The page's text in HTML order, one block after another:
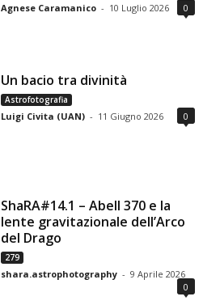
Agnese Caramanico - 10 Luglio 2026 0
Un bacio tra divinità
Astrofotografia
Luigi Civita (UAN) - 11 Giugno 2026 0
ShaRA#14.1 – Abell 370 e la
lente gravitazionale dell’Arco
del Drago
279
shara.astrophotography - 9 Aprile 2026
0